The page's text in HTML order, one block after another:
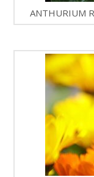
ANTHURIUM